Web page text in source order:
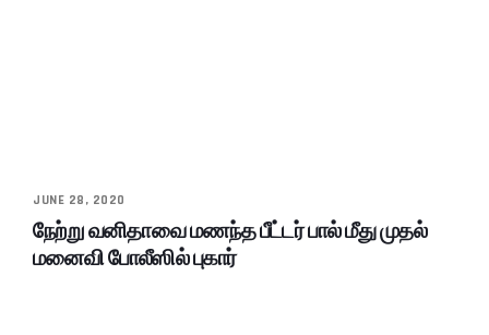
JUNE 28, 2020
நேற்று வனிதாவை மணந்த பீட்டர் பால் மீது முதல்
மனைவி போலீஸில் புகார்